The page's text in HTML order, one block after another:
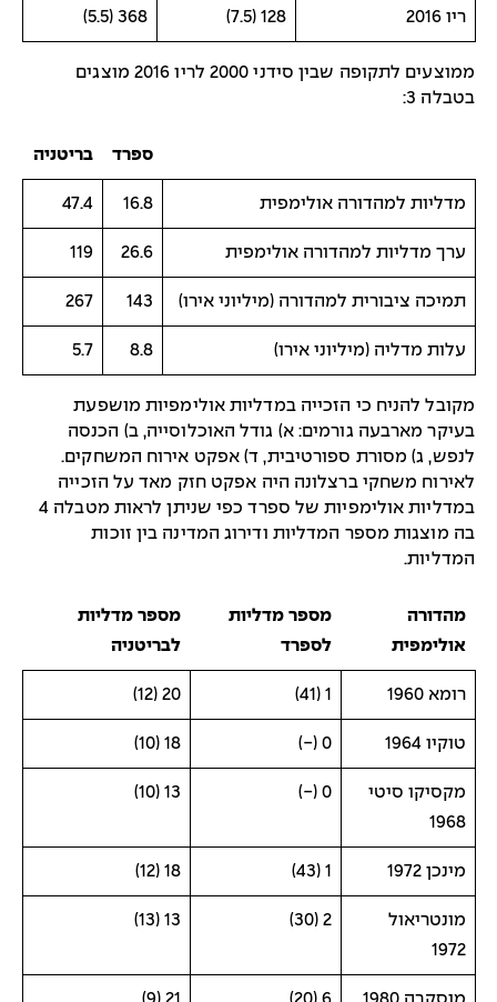
ריו 2016 128 (7.5)
368 (5.5)
ממוצעים לתקופה שבין סידני 2000 לריו 2016 מוצגים
בטבלה 3:
ספרד בריטניה
מדליות למהדורה אולימפית 16.8
47.4
ערך מדליות למהדורה אולימפית 26.6
119
תמיכה ציבורית למהדורה (מיליוני אירו) 143
267
עלות מדליה (מיליוני אירו) 8.8
5.7
מקובל להניח כי הזכייה במדליות אולימפיות מושפעת
בעיקר מארבעה גורמים: א) גודל האוכלוסייה, ב) הכנסה
לנפש, ג) מסורת ספורטיבית, ד) אפקט אירוח המשחקים.
לאירוח משחקי ברצלונה היה אפקט חזק מאד על הזכייה
במדליות אולימפיות של ספרד כפי שניתן לראות מטבלה 4
בה מוצגות מספר המדליות ודירוג המדינה בין זוכות
המדליות.
מהדורה
אולימפית
מספר מדליות
לספרד
מספר מדליות
לבריטניה
רומא 1960 1 (41)
20 (12)
טוקיו 1964 0 (-)
18 (10)
מקסיקו סיטי
1968
0 (-)
13 (10)
מינכן 1972 1 (43)
18 (12)
מונטריאול
1972
2 (30)
13 (13)